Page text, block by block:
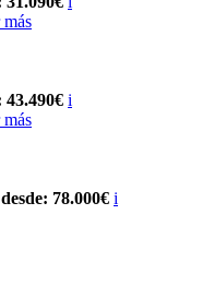
43.490€ i
78.000€ i